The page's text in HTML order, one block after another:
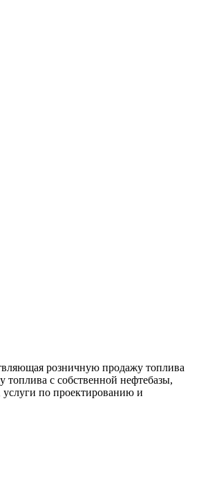
розничную продажу топлива
с собственной нефтебазы,
услуги по проектированию и